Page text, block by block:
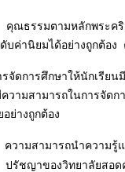
ณธรรมตามหลักพระคริ
ดับค่านิยมได้อย่างถูกต้
จัดการศึกษาให้นักเรีย
วามสามารถในการจัด
ย่างถูกต้อง
วามสามารถนำความรู้
ปรัชญาของวิทยาลัยส